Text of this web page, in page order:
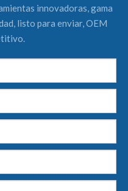
innovadoras, gama
listo para enviar, OEM